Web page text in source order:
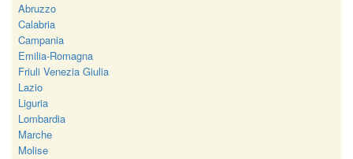
Abruzzo
Calabria
Campania
Emilia-Romagna
Friuli Venezia Giulia
Lazio
Liguria
Lombardia
Marche
Molise